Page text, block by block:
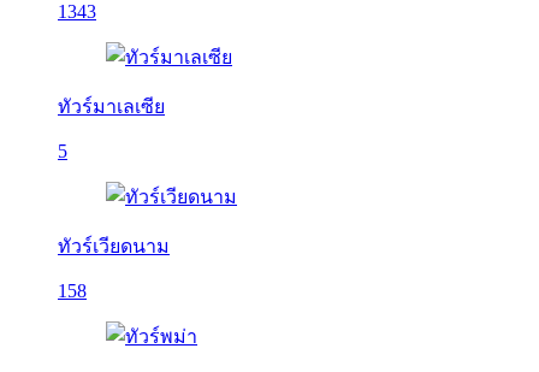
1343
ทัวร์มาเลเซีย
5
ทัวร์เวียดนาม
158